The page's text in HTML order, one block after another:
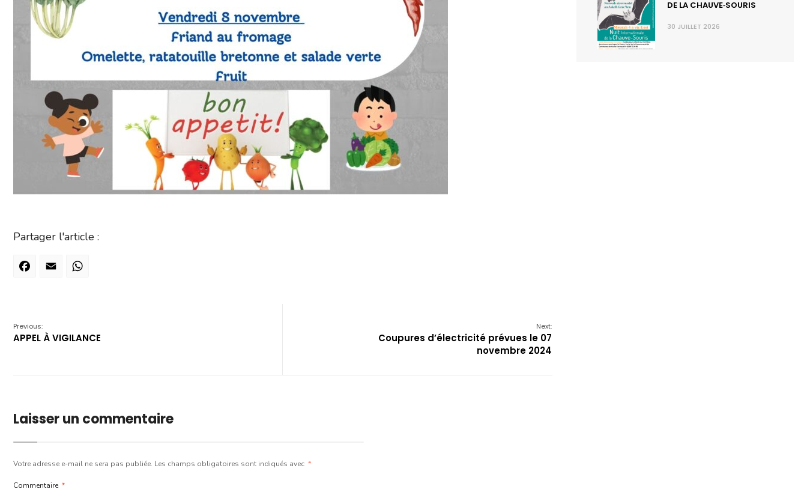
Partager l'article :
Facebook
Email
Previous:
APPEL À VIGILANCE
Next:
Coupures d’électricité prévues le 07
novembre 2024
Laisser un commentaire
Votre adresse e-mail ne sera pas publiée. Les champs obligatoires sont indiqués avec *
Commentaire *
DE LA CHAUVE‑SOURIS
30 JUILLET 2026